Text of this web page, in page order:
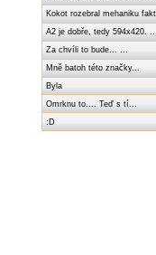
Kokot rozebral mehaniku
A2 je dobře, tedy 594x420. ...
Za chvíli to bude... ...
Mně batoh této značky...
Byla
Omrknu to.... Teď s tí...
:D